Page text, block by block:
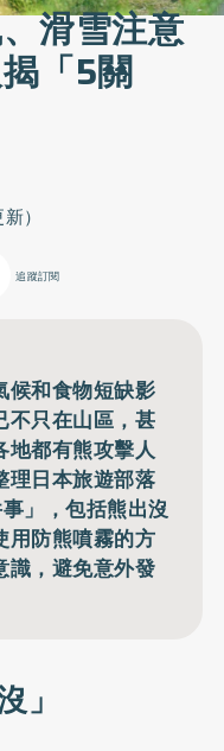
滑雪注意
「5關
）
追蹤訂閱
候和食物短缺影
不只在山區，甚
地都有熊攻擊人
理日本旅遊部落
」，包括熊出沒
用防熊噴霧的方
識，避免意外發
」